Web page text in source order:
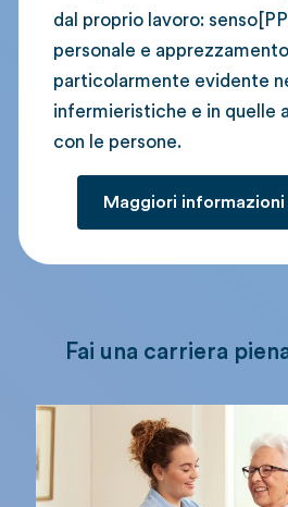
dal proprio lavoro:
personale e
particolarmente evidente
infermieristiche e in quelle
con le persone.
Maggiori
Fai una carriera